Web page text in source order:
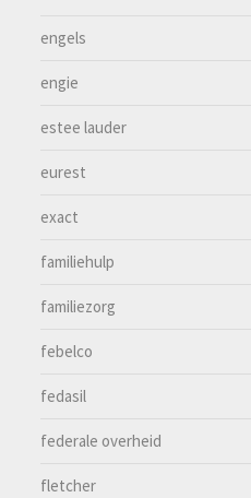
engels
engie
estee lauder
eurest
exact
familiehulp
familiezorg
febelco
fedasil
federale overheid
fletcher